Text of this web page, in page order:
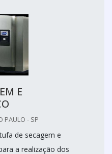
E
PAULO - SP
de secagem e
a realização dos